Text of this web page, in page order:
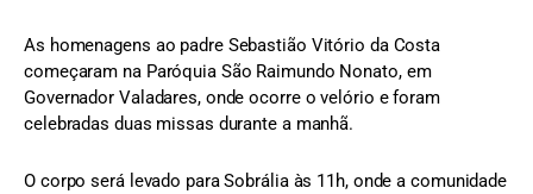
As homenagens ao padre Sebastião Vitório da Costa
começaram na Paróquia São Raimundo Nonato, em
Governador Valadares, onde ocorre o velório e foram
celebradas duas missas durante a manhã.
O corpo será levado para Sobrália às 11h, onde a comunidade